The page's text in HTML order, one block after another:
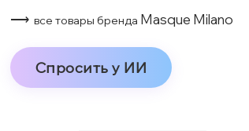
⟶ все товары бренда Masque Milano
Спросить у ИИ